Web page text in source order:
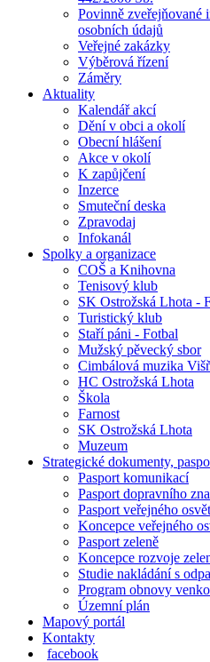
Povinně zveřejňované
osobních údajů
Veřejné zakázky
Výběrová řízení
Záměry
Aktuality
Kalendář akcí
Dění v obci a okolí
Obecní hlášení
Akce v okolí
K zapůjčení
Inzerce
Smuteční deska
Zpravodaj
Infokanál
Spolky a organizace
COŠ a Knihovna
Tenisový klub
SK Ostrožská Lhota -
Turistický klub
Staří páni - Fotbal
Mužský pěvecký sbor
Cimbálová muzika
HC Ostrožská Lhota
Škola
Farnost
SK Ostrožská Lhota
Muzeum
Strategické dokumenty,
Pasport komunikací
Pasport dopravního
Pasport veřejného
Koncepce veřejného
Pasport zeleně
Koncepce rozvoje
Studie nakládání s
Program obnovy
Územní plán
Mapový portál
Kontakty
facebook